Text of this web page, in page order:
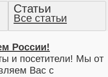
Американская готика -
прочтение методом
Статьи
Все статьи
России!
и посетители! Мы от
Вас с